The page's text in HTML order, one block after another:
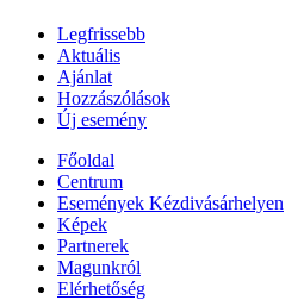
Legfrissebb
Aktuális
Ajánlat
Hozzászólások
Új esemény
Főoldal
Centrum
Események Kézdivásárhelyen
Képek
Partnerek
Magunkról
Elérhetőség